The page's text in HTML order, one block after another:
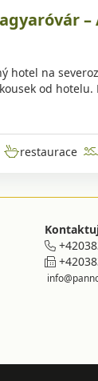
–
hotel na
od hotelu.
restaurace